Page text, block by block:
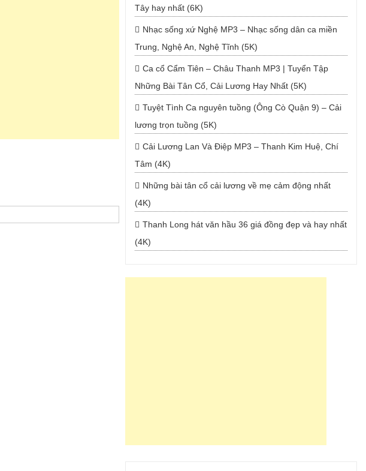
Tây hay nhất (6K)
Nhạc sống xứ Nghệ MP3 – Nhạc sống dân ca miền
Trung, Nghệ An, Nghệ Tĩnh (5K)
Ca cổ Cẩm Tiên – Châu Thanh MP3 | Tuyển Tập
Những Bài Tân Cổ, Cải Lương Hay Nhất (5K)
Tuyệt Tình Ca nguyên tuồng (Ông Cò Quận 9) – Cải
lương trọn tuồng (5K)
Cải Lương Lan Và Điệp MP3 – Thanh Kim Huệ, Chí
Tâm (4K)
Những bài tân cổ cải lương về mẹ cảm động nhất
(4K)
Thanh Long hát văn hầu 36 giá đồng đẹp và hay nhất
(4K)